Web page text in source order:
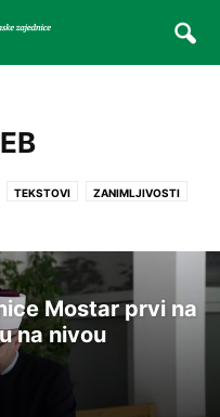
TEKSTOVI ZANIMLJIVOSTI
Mostar prvi na
na nivou